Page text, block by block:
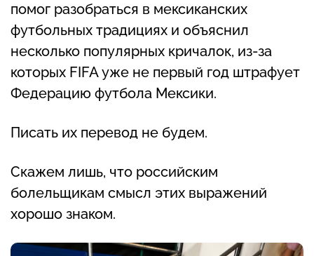
помог разобраться в мексиканских
футбольных традициях и объяснил
несколько популярных кричалок, из-за
которых FIFA уже не первый год штрафует
Федерацию футбола Мексики.
Писать их перевод не будем.
Скажем лишь, что российским
болельщикам смысл этих выражений
хорошо знаком.